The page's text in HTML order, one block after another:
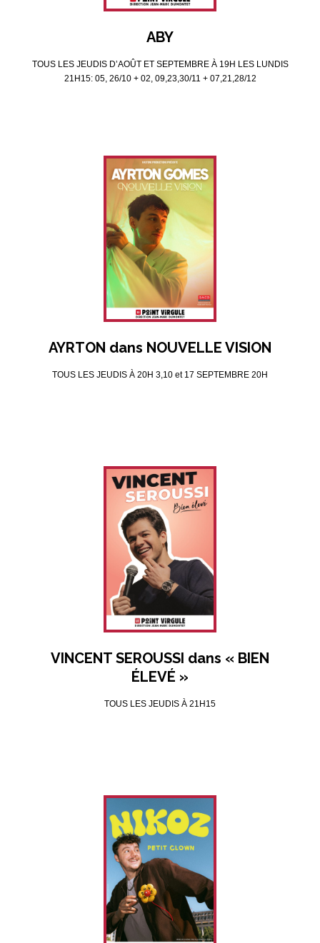
ABY
TOUS LES JEUDIS D’AOÛT ET SEPTEMBRE À 19H LES LUNDIS
21H15: 05, 26/10 + 02, 09,23,30/11 + 07,21,28/12
AYRTON dans NOUVELLE VISION
TOUS LES JEUDIS À 20H 3,10 et 17 SEPTEMBRE 20H
VINCENT SEROUSSI dans « BIEN
ÉLEVÉ »
TOUS LES JEUDIS À 21H15